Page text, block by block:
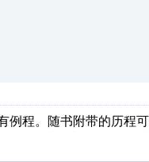
例程。随书附带的历程